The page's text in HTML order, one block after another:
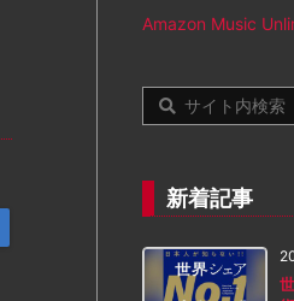
Amazon Music
新着記事